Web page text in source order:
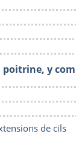
y
de cils